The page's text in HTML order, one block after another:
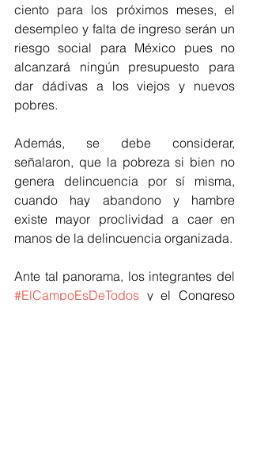
ciento para los próximos meses, el
desempleo y falta de ingreso serán un
riesgo social para México pues no
alcanzará ningún presupuesto para
dar dádivas a los viejos y nuevos
pobres.
Además, se debe considerar,
señalaron, que la pobreza si bien no
genera delincuencia por sí misma,
cuando hay abandono y hambre
existe mayor proclividad a caer en
manos de la delincuencia organizada.
#ElCampoEsDeTodos y el Congreso